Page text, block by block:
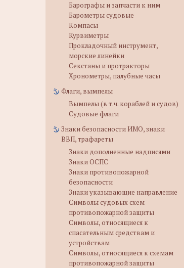
Барографы и запчасти к ним
Барометры судовые
Компасы
Курвиметры
Прокладочный инструмент,
морские линейки
Секстаны и протракторы
Хронометры, палубные часы
Флаги, вымпелы
Вымпелы (в т.ч. кораблей и судов)
Судовые флаги
Знаки безопасности ИМО, знаки
ВВП, трафареты
Знаки дополненные надписями
Знаки ОСПС
Знаки противопожарной
безопасности
Знаки указывающие направление
Символы судовых схем
противопожарной защиты
Символы, относящиеся к
спасательным средствам и
устройствам
Символы, относящиеся к схемам
противопожарной защиты